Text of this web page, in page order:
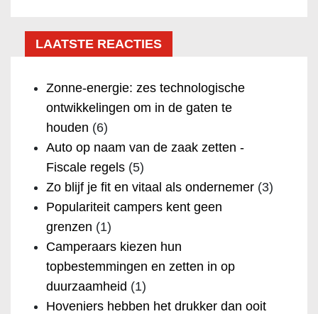
LAATSTE REACTIES
Zonne-energie: zes technologische
ontwikkelingen om in de gaten te
houden (6)
Auto op naam van de zaak zetten -
Fiscale regels (5)
Zo blijf je fit en vitaal als ondernemer (3)
Populariteit campers kent geen
grenzen (1)
Camperaars kiezen hun
topbestemmingen en zetten in op
duurzaamheid (1)
Hoveniers hebben het drukker dan ooit